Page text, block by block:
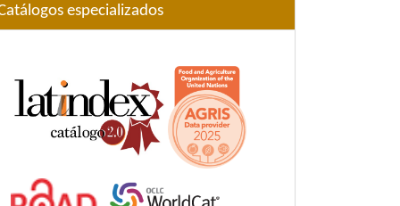
especializados